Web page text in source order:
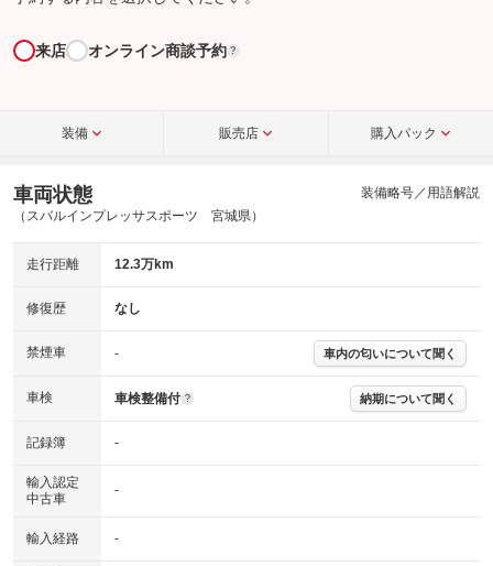
来店 オンライン商談予約 ?
装備 販売店 購入パック
車両状態
（スバルインプレッサスポーツ 宮城県）
装備略号／用語解説
走行距離 12.3万km
修復歴 なし
禁煙車 - 車内の匂いについて聞く
車検 車検整備付 ? 納期について聞く
記録簿 -
輸入認定
中古車
-
輸入経路 -